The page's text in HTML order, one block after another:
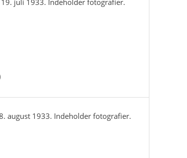
juli 1933. Indeholder fotografier.
august 1933. Indeholder fotografier.